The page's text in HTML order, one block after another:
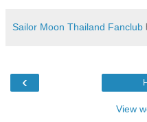
Sailor Moon Thailand Fanclub
‹
View